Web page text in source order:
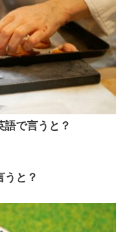
語で言うと？
うと？